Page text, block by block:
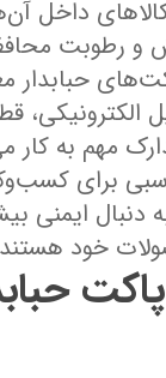
داخل
و رطوبت
حبابدار
الکترونیکی،
مهم به کار
برای
دنبال ایمنی
خود